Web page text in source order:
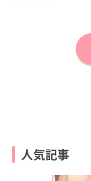
人気記事